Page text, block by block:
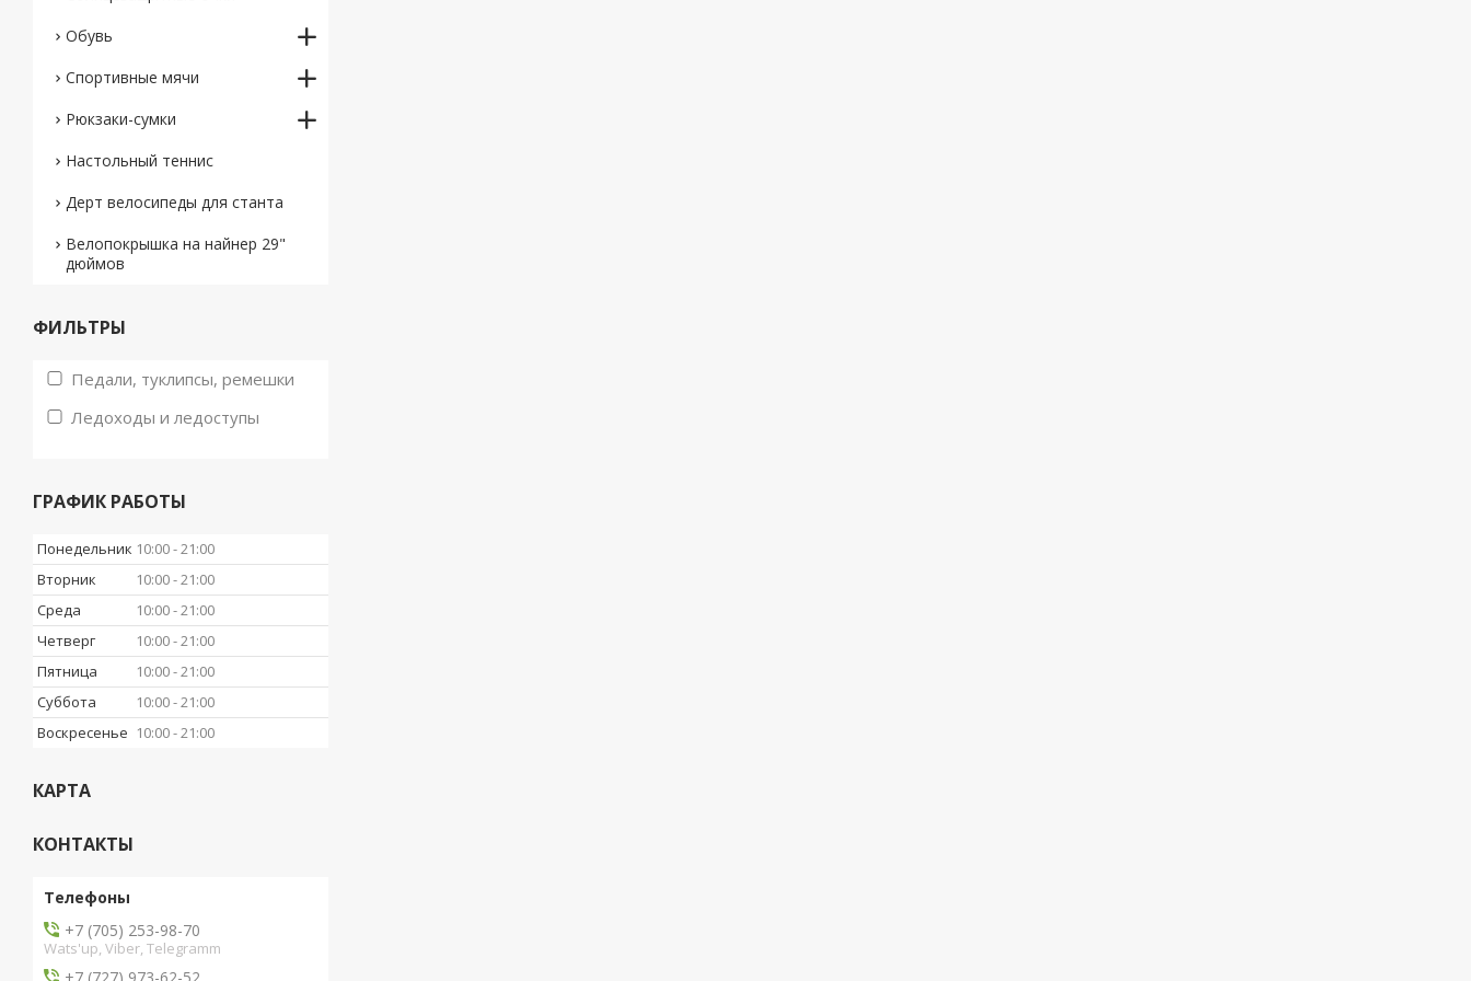
Обувь
Спортивные мячи
Рюкзаки-сумки
Настольный теннис
Дерт велосипеды для станта
Велопокрышка на найнер 29"
дюймов
ФИЛЬТРЫ
Педали, туклипсы, ремешки
Ледоходы и ледоступы
ГРАФИК РАБОТЫ
Понедельник 10:00 21:00
Вторник
10:00 21:00
Среда
10:00 21:00
Четверг
10:00 21:00
Пятница
10:00 21:00
Суббота
10:00 21:00
Воскресенье 10:00 21:00
КАРТА
КОНТАКТЫ
+7 (705) 253-98-70
Wats'up, Viber, Telegramm